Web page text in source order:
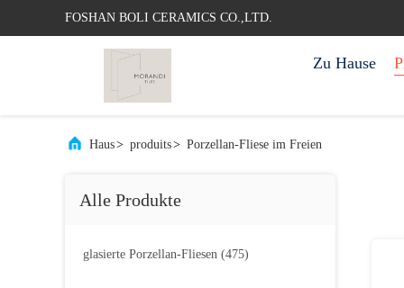
FOSHAN BOLI CERAMICS CO.,LTD.
Zu Hause
Haus> produits> Porzellan-Fliese im Freien
Alle Produkte
glasierte Porzellan-Fliesen (475)